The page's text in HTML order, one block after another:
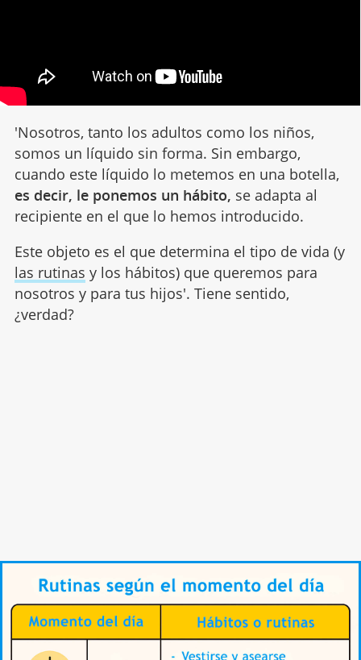
'Nosotros, tanto los adultos como los niños,
somos un líquido sin forma. Sin embargo,
cuando este líquido lo metemos en una botella,
es decir, le ponemos un hábito, se adapta al
recipiente en el que lo hemos introducido.
Este objeto es el que determina el tipo de vida (y
las rutinas y los hábitos) que queremos para
nosotros y para tus hijos'. Tiene sentido,
¿verdad?